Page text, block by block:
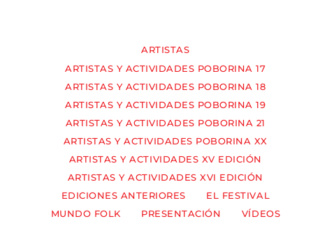
ARTISTAS
ARTISTAS Y ACTIVIDADES POBORINA 17
ARTISTAS Y ACTIVIDADES POBORINA 18
ARTISTAS Y ACTIVIDADES POBORINA 19
ARTISTAS Y ACTIVIDADES POBORINA 21
ARTISTAS Y ACTIVIDADES POBORINA XX
ARTISTAS Y ACTIVIDADES XV EDICIÓN
ARTISTAS Y ACTIVIDADES XVI EDICIÓN
EDICIONES ANTERIORES
EL FESTIVAL
MUNDO FOLK
PRESENTACIÓN
VÍDEOS